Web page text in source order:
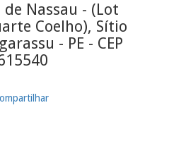
Nassau - (Lot
Coelho), Sítio
- PE - CEP